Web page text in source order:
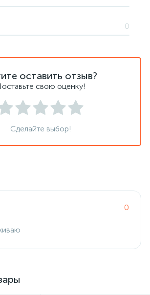
оставить отзыв?
свою оценку!
Сделайте выбор!
0
0